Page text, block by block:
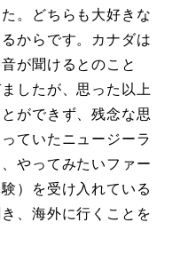
。どちらも大好きな
からです。カナダは
が聞けるとのこと
したが、思った以上
ができず、残念な思
ていたニュージーラ
やってみたいファー
）を受け入れている
、海外に行くことを